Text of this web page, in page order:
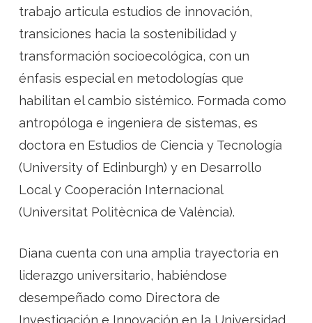
trabajo articula estudios de innovación,
transiciones hacia la sostenibilidad y
transformación socioecológica, con un
énfasis especial en metodologías que
habilitan el cambio sistémico. Formada como
antropóloga e ingeniera de sistemas, es
doctora en Estudios de Ciencia y Tecnología
(University of Edinburgh) y en Desarrollo
Local y Cooperación Internacional
(Universitat Politècnica de València).
Diana cuenta con una amplia trayectoria en
liderazgo universitario, habiéndose
desempeñado como Directora de
Investigación e Innovación en la Universidad